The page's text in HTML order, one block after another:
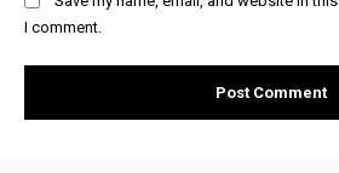
I comment.